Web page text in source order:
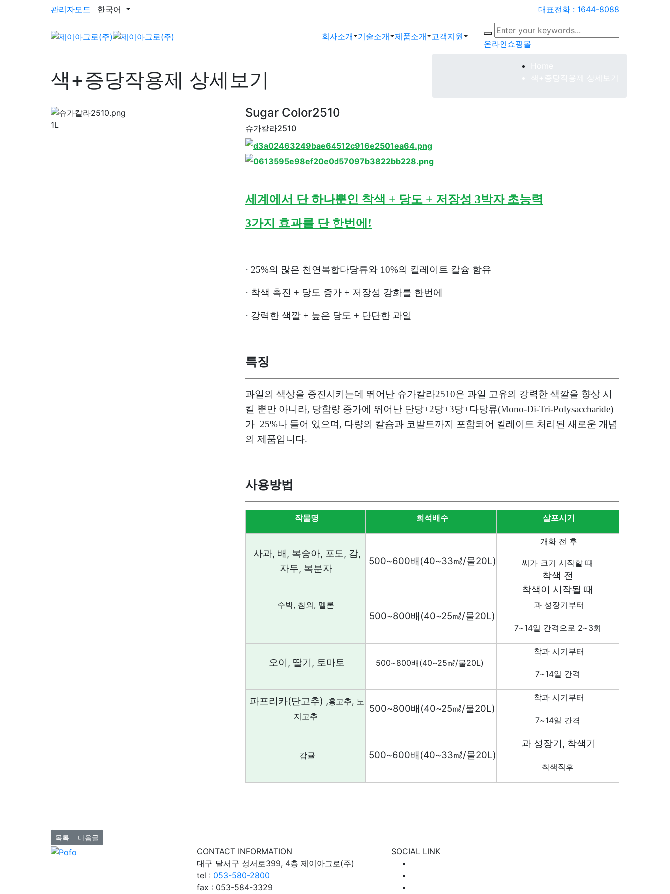
관리자모드 한국어 대표전화 : 1644-8088
회사소개 기술소개 제품소개 고객지원
온라인쇼핑몰
색+증당작용제 상세보기
1L
Sugar Color2510
슈가칼라2510
세계에서 단 하나뿐인 착색 + 당도 + 저장성 3박자 초능력
3가지 효과를 단 한번에!
· 25%의 많은 천연복합다당류와 10%의 킬레이트 칼슘 함유
· 착색 촉진 + 당도 증가 + 저장성 강화를 한번에
· 강력한 색깔 + 높은 당도 + 단단한 과일
특징
과일의 색상을 증진시키는데 뛰어난 슈가칼라2510은 과일 고유의 강력한 색깔을 향상 시
킬 뿐만 아니라, 당함량 증가에 뛰어난 단당+2당+3당+다당류(Mono-Di-Tri-Polysaccharide)
가 25%나 들어 있으며, 다량의 칼슘과 코발트까지 포함되어 킬레이트 처리된 새로운 개념
의 제품입니다.
사용방법
작물명 희석배수 살포시기
사과, 배, 복숭아, 포도, 감,
자두, 복분자
500~600배(40~33㎖/물20L)
개화 전 후
씨가 크기 시작할 때
착색 전
착색이 시작될 때
수박, 참외, 멜론
500~800배(40~25㎖/물20L)
과 성장기부터
7~14일 간격으로 2~3회
오이 , 딸기 , 토마토 500~800배(40~25㎖/물20L)
착과 시기부터
7~14일 간격
파프리카(단고추) ,홍고추, 노
지고추
500~800배(40~25㎖/물20L)
착과 시기부터
7~14일 간격
감귤 500~600배(40~33㎖/물20L)
과 성장기, 착색기
착색직후
목록 다음글
CONTACT INFORMATION
대구 달서구 성서로399, 4층 제이아그로(주)
tel : 053-580-2800
fax : 053-584-3329
SOCIAL LINK